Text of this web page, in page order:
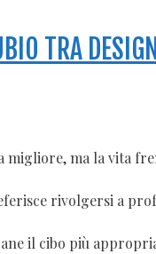
TRA
migliore, ma la vita
rivolgersi a
il cibo più